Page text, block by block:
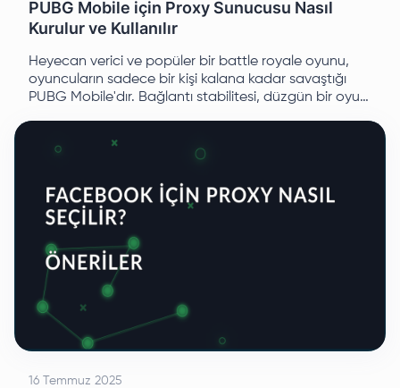
PUBG Mobile için Proxy Sunucusu Nasıl
Kurulur ve Kullanılır
Heyecan verici ve popüler bir battle royale oyunu,
oyuncuların sadece bir kişi kalana kadar savaştığı
PUBG Mobile'dır. Bağlantı stabilitesi, düzgün bir oyun
16 Temmuz 2025